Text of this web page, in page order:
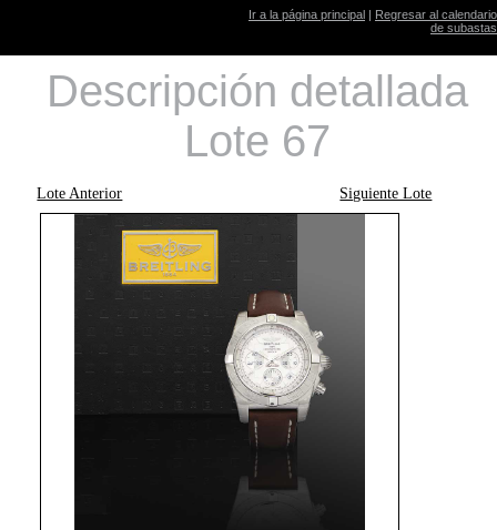
Ir a la página principal | Regresar al calendario
de subastas
Descripción detallada
Lote 67
Lote Anterior Siguiente Lote